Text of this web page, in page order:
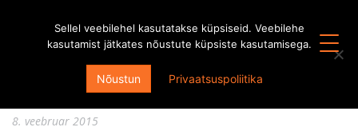
Võistulaulmiselt “Tuljak” II koht A-
kategoorias
8. veebruar 2015
Sellel veebilehel kasutatakse küpsiseid. Veebilehe
kasutamist jätkates nõustute küpsiste kasutamisega.
Nõustun Privaatsuspoliitika